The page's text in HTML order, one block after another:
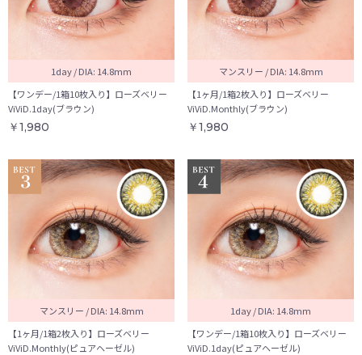
1day / DIA: 14.8mm
【ワンデー/1箱10枚入り】ローズベリー
ViViD.1day(ブラウン)
￥1,980
マンスリー / DIA: 14.8mm
【1ヶ月/1箱2枚入り】ローズベリー
ViViD.Monthly(ブラウン)
￥1,980
マンスリー / DIA: 14.8mm
【1ヶ月/1箱2枚入り】ローズベリー
ViViD.Monthly(ピュアヘーゼル)
1day / DIA: 14.8mm
【ワンデー/1箱10枚入り】ローズベリー
ViViD.1day(ピュアヘーゼル)